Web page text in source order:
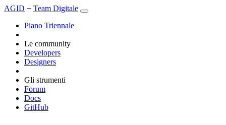
AGID + Team Digitale
Piano Triennale
Le community
Developers
Designers
Gli strumenti
Forum
Docs
GitHub